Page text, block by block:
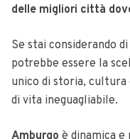
delle migliori città
Se stai considerando di
potrebbe essere la
unico di storia, cultura
di vita ineguagliabile.
Amburgo è dinamica